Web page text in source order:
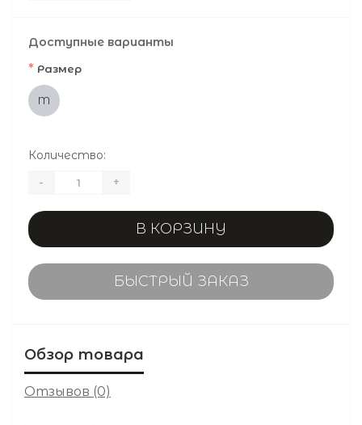
Доступные варианты
* Размер
M
Количество:
- +
В КОРЗИНУ
БЫСТРЫЙ ЗАКАЗ
Обзор товара
Отзывов (0)